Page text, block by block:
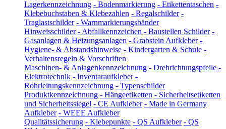
Lagerkennzeichnung - Bodenmarkierung - Etikettentaschen -
Klebebuchstaben & Klebezahlen - Regalschilder -
Traglastschilder - Warnmarkierungsbänder
Hinweisschilder - Abfallkennzeichen - Baustellen Schilder -
Gasanlagen & Heizungsanlagen - Grabstein Aufkleber -
Hygiene- & Abstandshinweise - Kindergarten & Schule -
Verhaltensregeln & Vorschriften
Maschinen- & Anlagenkennzeichnung - Drehrichtungspfeile -
Elektrotechnik - Inventaraufkleber -
Rohrleitungskennzeichnung - Typenschilder
Produktkennzeichnung - Hängeetiketten - Sicherheitsetiketten
und Sicherheitssiegel - CE Aufkleber - Made in Germany
Aufkleber - WEEE Aufkleber
Qualitätssicherung - Klebepunkte - QS Aufkleber - QS